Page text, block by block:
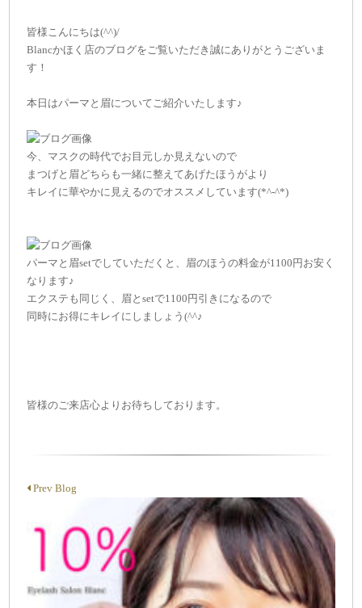
皆様こんにちは(^^)/
Blancかほく店のブログをご覧いただき誠にありがとうございま
す！
本日はパーマと眉についてご紹介いたします♪
今、マスクの時代でお目元しか見えないので
まつげと眉どちらも一緒に整えてあげたほうがより
キレイに華やかに見えるのでオススメしています(*^-^*)
パーマと眉setでしていただくと、眉のほうの料金が1100円お安く
なります♪
エクステも同じく、眉とsetで1100円引きになるので
同時にお得にキレイにしましょう(^^♪
皆様のご来店心よりお待ちしております。
Prev Blog